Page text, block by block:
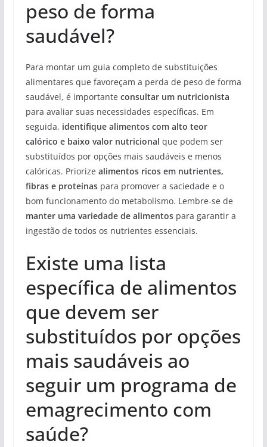
peso de forma
saudável?
Para montar um guia completo de substituições
alimentares que favoreçam a perda de peso de forma
saudável, é importante consultar um nutricionista
para avaliar suas necessidades específicas. Em
seguida, identifique alimentos com alto teor
calórico e baixo valor nutricional que podem ser
substituídos por opções mais saudáveis e menos
calóricas. Priorize alimentos ricos em nutrientes,
fibras e proteínaspara promover a saciedade e o
bom funcionamento do metabolismo. Lembre-se de
manter uma variedade de alimentospara garantir a
ingestão de todos os nutrientes essenciais.
Existe uma lista
específica de alimentos
que devem ser
substituídos por opções
mais saudáveis ao
seguir um programa de
emagrecimento com
saúde?